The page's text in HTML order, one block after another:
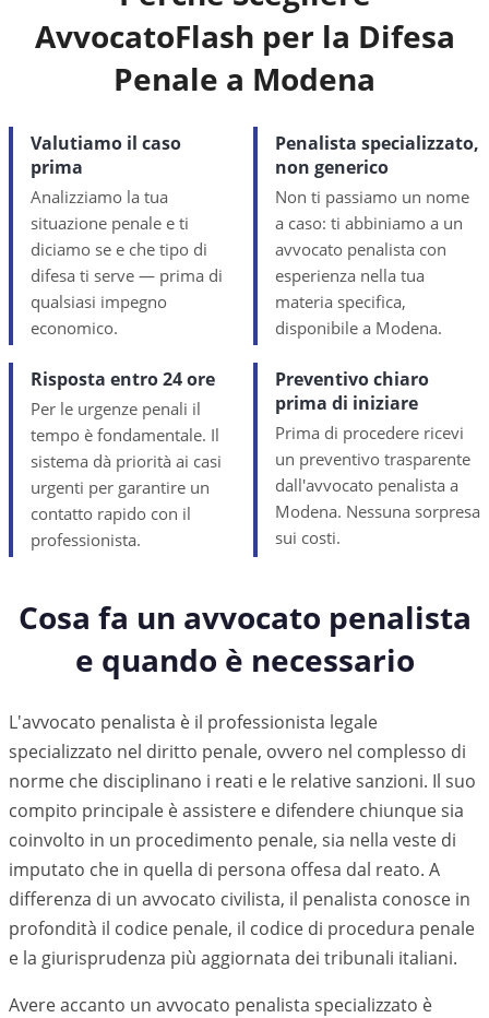
AvvocatoFlash per la Difesa
Penale a Modena
Valutiamo il caso
prima
Analizziamo la tua
situazione penale e ti
diciamo se e che tipo di
difesa ti serve — prima di
qualsiasi impegno
economico.
Penalista specializzato,
non generico
Non ti passiamo un nome
a caso: ti abbiniamo a un
avvocato penalista con
esperienza nella tua
materia specifica,
disponibile a Modena.
Risposta entro 24 ore
Per le urgenze penali il
tempo è fondamentale. Il
sistema dà priorità ai casi
urgenti per garantire un
contatto rapido con il
professionista.
Preventivo chiaro
prima di iniziare
Prima di procedere ricevi
un preventivo trasparente
dall'avvocato penalista a
Modena. Nessuna sorpresa
sui costi.
Cosa fa un avvocato penalista
e quando è necessario
L'avvocato penalista è il professionista legale
specializzato nel diritto penale, ovvero nel complesso di
norme che disciplinano i reati e le relative sanzioni. Il suo
compito principale è assistere e difendere chiunque sia
coinvolto in un procedimento penale, sia nella veste di
imputato che in quella di persona offesa dal reato. A
differenza di un avvocato civilista, il penalista conosce in
profondità il codice penale, il codice di procedura penale
e la giurisprudenza più aggiornata dei tribunali italiani.
Avere accanto un avvocato penalista specializzato è